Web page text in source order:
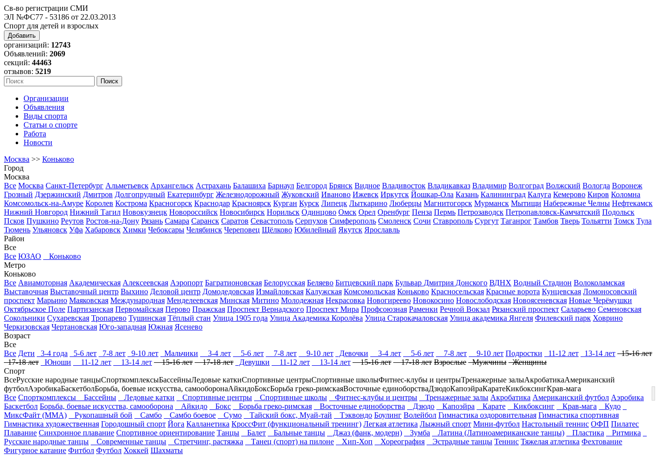
Св-во регистрации СМИ
ЭЛ №ФС77 - 53186 от 22.03.2013
Спорт для детей и взрослых
Добавить
организаций: 12743
Объявлений: 2069
секций: 44463
отзывов: 5219
Организации
Объявления
Виды спорта
Статьи о спорте
Работа
Новости
Москва >> Коньково
Город
Москва
Все Москва Санкт-Петербург Альметьевск Архангельск Астрахань Балашиха Барнаул Белгород Брянск Видное Владивосток Владикавказ Владимир Волгоград Волжский Вологда Воронеж
Грозный Дзержинский Дмитров Долгопрудный Екатеринбург Железнодорожный Жуковский Иваново Ижевск Иркутск Йошкар-Ола Казань Калининград Калуга Кемерово Киров Коломна
Комсомольск-на-Амуре Королев Кострома Красногорск Краснодар Красноярск Курган Курск Липецк Лыткарино Люберцы Магнитогорск Мурманск Мытищи Набережные Челны Нефтекамск
Нижний Новгород Нижний Тагил Новокузнецк Новороссийск Новосибирск Норильск Одинцово Омск Орел Оренбург Пенза Пермь Петрозаводск Петропавловск-Камчатский Подольск
Псков Пушкино Реутов Ростов-на-Дону Рязань Самара Саранск Саратов Севастополь Серпухов Симферополь Смоленск Сочи Ставрополь Сургут Таганрог Тамбов Тверь Тольятти Томск Тула
Тюмень Ульяновск Уфа Хабаровск Химки Чебоксары Челябинск Череповец Щёлково Юбилейный Якутск Ярославль
Район
Все
Все ЮЗАО
Коньково
Метро
Коньково
Все Авиамоторная Академическая Алексеевская Аэропорт Багратионовская Белорусская Беляево Битцевский парк Бульвар Дмитрия Донского ВДНХ Водный Стадион Волоколамская
Выставочная Выставочный центр Выхино Деловой центр Домодедовская Измайловская Калужская Комсомольская Коньково Красносельская Красные ворота Кунцевская Ломоносовский
проспект Марьино Маяковская Международная Менделеевская Минская Митино Молодежная Некрасовка Новогиреево Новокосино Новослободская Новоясеневская Новые Черёмушки
Октябрьское Поле Партизанская Первомайская Перово Пражская Проспект Вернадского Проспект Мира Профсоюзная Раменки Речной Вокзал Рязанский проспект Саларьево Семеновская
Сокольники Сухаревская Тропарево Тушинская Тёплый стан Улица 1905 года Улица Академика Королёва Улица Старокачаловская Улица академика Янгеля Филевский парк Ховрино
Черкизовская Чертановская Юго-западная Южная Ясенево
Возраст
Все
Все Дети 3-4 года 5-6 лет 7-8 лет 9-10 лет Мальчики 3-4 лет 5-6 лет 7-8 лет 9-10 лет Девочки 3-4 лет 5-6 лет 7-8 лет 9-10 лет Подростки 11-12 лет 13-14 лет 15-16 лет
17-18 лет
Юноши 11-12 лет 13-14 лет 15-16 лет 17-18 лет Девушки 11-12 лет 13-14 лет 15-16 лет 17-18 лет Взрослые Мужчины Женщины
Спорт
ВсеРусские народные танцыСпорткомплексыБассейныЛедовые каткиСпортивные центрыСпортивные школыФитнес-клубы и центрыТренажерные залыАкробатикаАмериканский
футболАэробикаБаскетболБорьба, боевые искусства, самооборонаАйкидоБоксБорьба греко-римскаяВосточные единоборстваДзюдоКапоэйраКаратеКикбоксингКрав-мага
Все Спорткомплексы Бассейны Ледовые катки Спортивные центры Спортивные школы Фитнес-клубы и центры Тренажерные залы Акробатика Американский футбол Аэробика
Баскетбол Борьба, боевые искусства, самооборона Айкидо Бокс Борьба греко-римская Восточные единоборства Дзюдо Капоэйра Карате Кикбоксинг Крав-мага
Кудо
МиксФайт (ММА)
Рукопашный бой Самбо Самбо боевое Сумо Тайский бокс, Муай-тай Тэквондо Боулинг Волейбол Гимнастика оздоровительная Гимнастика спортивная
Гимнастика художественная Городошный спорт Йога Калланетика КроссФит (функциональный тренинг) Легкая атлетика Лыжный спорт Мини-футбол Настольный теннис ОФП Пилатес
Плавание Синхронное плавание Спортивное ориентирование Танцы Балет Бальные танцы Джаз (фанк, модерн) Зумба Латина (Латиноамериканские танцы) Пластика
Ритмика
Русские народные танцы
Современные танцы Стретчинг, растяжка Танец (спорт) на пилоне Хип-Хоп Хореография Эстрадные танцы Теннис Тяжелая атлетика Фехтование
Фигурное катание Фитбол Футбол Хоккей Шахматы